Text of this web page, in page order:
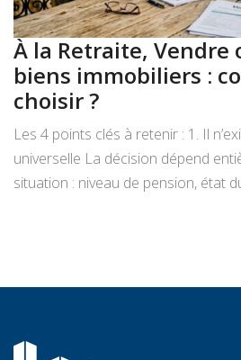
À la Retraite, Vendre
biens immobiliers :
choisir ?
Les 4 points clés à retenir : 1. Il
universelle La décision dépend
situation : niveau de pension, état